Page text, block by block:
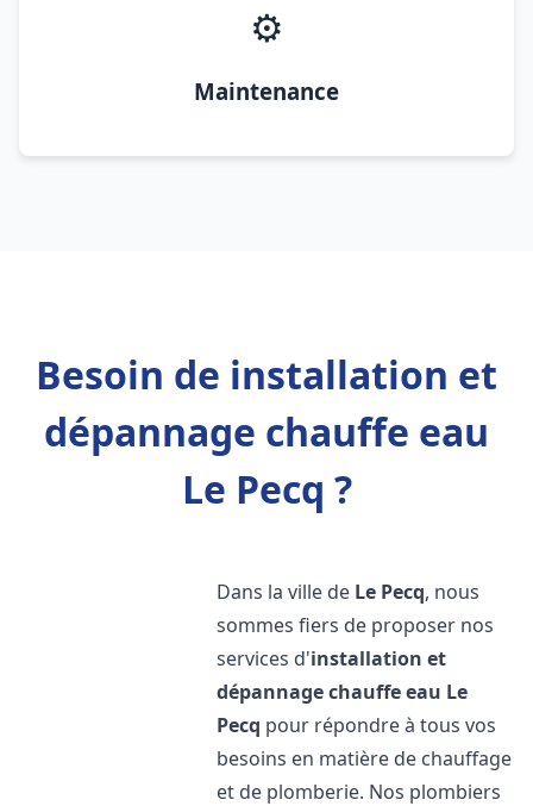
⚙️
Maintenance
Besoin de installation et
dépannage chauffe eau
Le Pecq ?
Dans la ville de Le Pecq, nous
sommes fiers de proposer nos
services d'installation et
dépannage chauffe eau Le
Pecq pour répondre à tous vos
besoins en matière de chauffage
et de plomberie. Nos plombiers